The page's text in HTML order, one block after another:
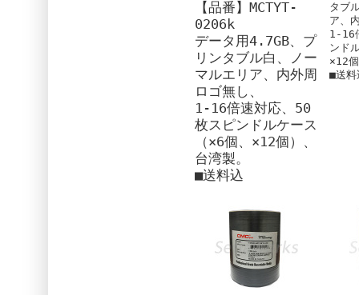
HDVBE50NP5SC
2017.5/2 PREMIUM
HDVBE25NP10SC
2017.5/2 PREMIUM
HDVBR50RP10SC
2017.5/2 HiDISC
VVVBR25JP50
2017.4/5 CMCpro 新
T-CDR-WPP-50SB
2017.3.28 SOHO
2017.3.10 SOHO
16.07.31まで
13.07.31まで
まで
09.07.31まで
【品番】MCTYT-
0206k
データ用4.7GB、プ
リンタブル白、ノー
マルエリア、内外周
ロゴ無し、
1-16倍速対応、50
枚スピンドルケース
（×6個、×12個）、
台湾製。
■送料込
タブ
ア、
1-16
ンド
×12
■送料